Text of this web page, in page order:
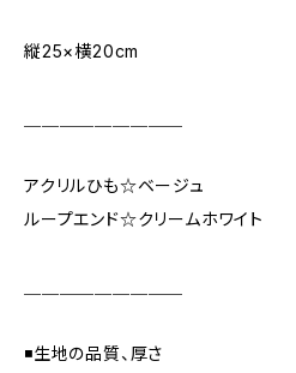
縦25×横20cm
アクリルひも☆ベージュ
ループエンド☆クリームホワイト
◾️生地の品質、厚さ